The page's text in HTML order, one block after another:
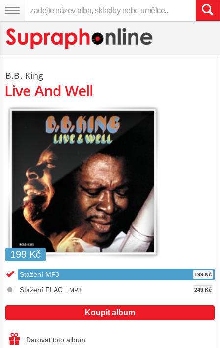
B.B. King
Live And Well
199 Kč
Stažení MP3 199 Kč
Stažení FLAC + MP3 249 Kč
Koupit album
Darovat toto album